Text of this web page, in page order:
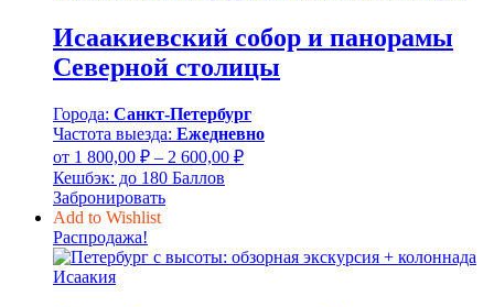
Исаакиевский собор и панорамы
Северной столицы
Города: Санкт-Петербург
Частота выезда: Ежедневно
от 1 800,00 ₽ – 2 600,00 ₽Диапазон
2
Кешбэк: до 180 Баллов
Забронировать
Add to Wishlist
Распродажа!